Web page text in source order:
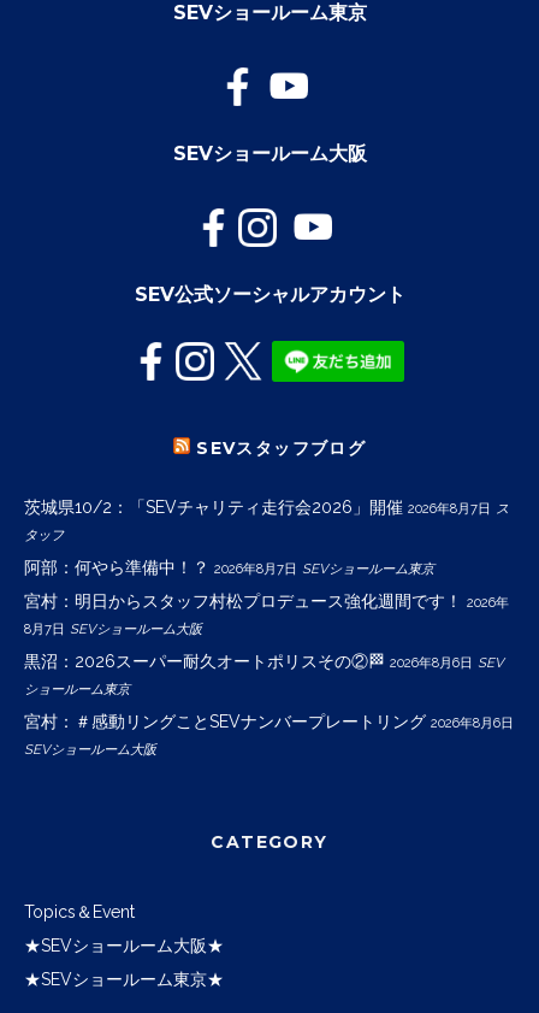
SEVショールーム東京
SEVショールーム大阪
SEV公式ソーシャルアカウント
SEVスタッフブログ
茨城県10/2：「SEVチャリティ走行会2026」開催 2026年8月7日 ス
タッフ
阿部：何やら準備中！？ 2026年8月7日 SEVショールーム東京
宮村：明日からスタッフ村松プロデュース強化週間です！
2026年
8月7日 SEVショールーム大阪
黒沼：2026スーパー耐久オートポリスその②🏁 2026年8月6日 SEV
ショールーム東京
宮村：＃感動リングことSEVナンバープレートリング 2026年8月6日
SEVショールーム大阪
CATEGORY
Topics＆Event
★SEVショールーム大阪★
★SEVショールーム東京★